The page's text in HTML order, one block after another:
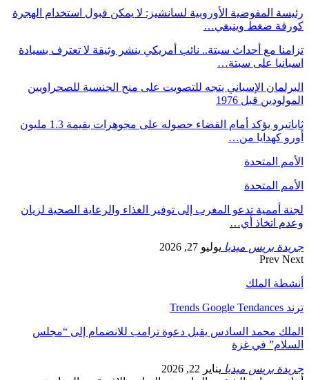
رئيسة المفوضية الأوروبية لسانشيز: لا يمكن قبول استخدام الهجرة
كورقة ضغط وينبغي…
تزامنا مع أحداث سبتة.. نائب أمريكي ينشر وثيقة لا تعترف بسيادة
اسبانيا على سبتة…
البرلمان الإسباني يتجه للتصويت على منح الجنسية للصحراويين
المولودين قبل 1976
ثاباتيرو يؤكد أمام القضاء حصوله على مجوهرات بقيمة 1.3 مليون
أورو كهدايا من…
الأمم المتحدة
الأمم المتحدة
لجنة أممية تدعو المغرب إلى توفير الغذاء والرعاية الصحية لزيان
وعدم اتخاذ أي…
جريدة بريس ميديا يوليو 27, 2026
Prev Next
أنشطة الملك
ترند Trends Google Tendances
الملك محمد السادس يقبل دعوة ترامب للانضمام إلى “مجلس
السلام” في غزة
جريدة بريس ميديا يناير 22, 2026